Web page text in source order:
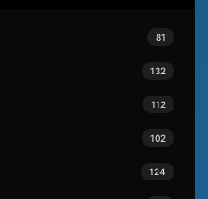
81
132
112
102
124